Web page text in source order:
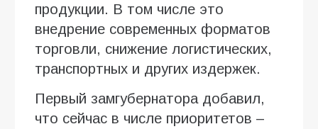
продукции. В том числе это
внедрение современных форматов
торговли, снижение логистических,
транспортных и других издержек.
Первый замгубернатора добавил,
что сейчас в числе приоритетов –